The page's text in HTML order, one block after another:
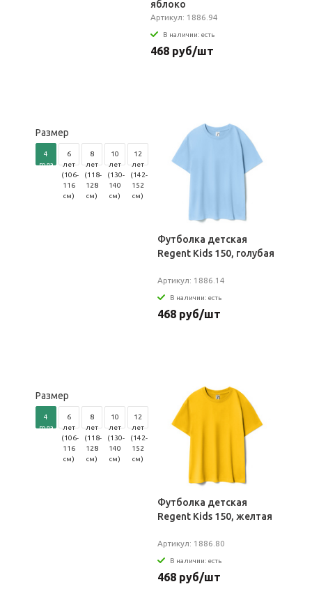
яблоко
Артикул: 1886.94
В наличии: есть
468 руб/шт
Размер
4
года
6
лет
(106-
116
см)
8
лет
(118-
128
см)
10
лет
(130-
140
см)
12
лет
(142-
152
см)
Футболка детская
Regent Kids 150, голубая
Артикул: 1886.14
В наличии: есть
468 руб/шт
Размер
4
года
6
лет
(106-
116
см)
8
лет
(118-
128
см)
10
лет
(130-
140
см)
12
лет
(142-
152
см)
Футболка детская
Regent Kids 150, желтая
Артикул: 1886.80
В наличии: есть
468 руб/шт